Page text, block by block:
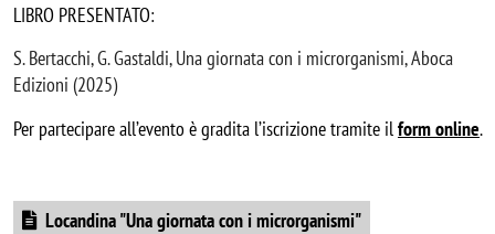
LIBRO PRESENTATO:
S. Bertacchi, G. Gastaldi, Una giornata con i microrganismi, Aboca
Edizioni (2025)
Per partecipare all’evento è gradita l’iscrizione tramite il form online.
DocumentLocandina "Una giornata con i microrganismi"